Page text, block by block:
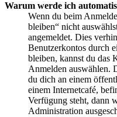
Warum werde ich
Wenn du beim
bleiben“ nicht
angemeldet. Dies
Benutzerkontos durch
bleiben, kannst du das
Anmelden auswählen.
du dich an einem
einem Internetcafé,
Verfügung steht, dann
Administration